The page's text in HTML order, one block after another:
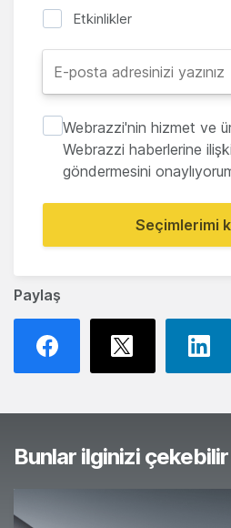
Paylaş
Etkinlikler
Webrazzi'nin hizmet ve
Webrazzi haberlerine
göndermesini
Seçimlerimi
Bunlar ilginizi çekebilir